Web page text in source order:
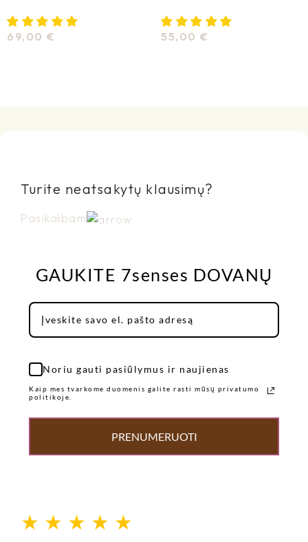
69,00 € 55,00 €
Turite neatsakytų klausimų?
Pasikalbam
GAUKITE 7senses DOVANŲ
Noriu gauti pasiūlymus ir naujienas
Kaip mes tvarkome duomenis galite rasti mūsų privatumo
politikoje.
PRENUMERUOTI
★ ★ ★ ★ ★